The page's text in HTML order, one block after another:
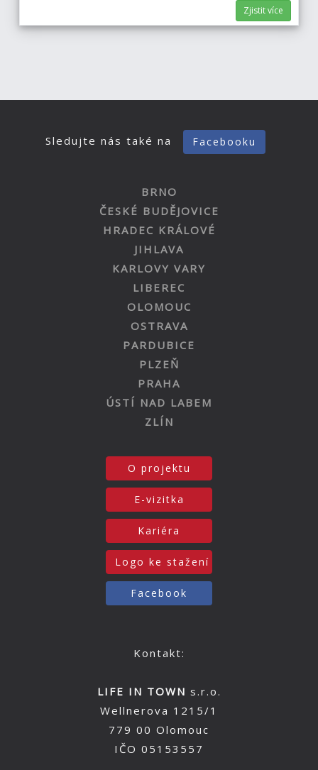
Zjistit více
Sledujte nás také na Facebooku
BRNO
ČESKÉ BUDĚJOVICE
HRADEC KRÁLOVÉ
JIHLAVA
KARLOVY VARY
LIBEREC
OLOMOUC
OSTRAVA
PARDUBICE
PLZEŇ
PRAHA
ÚSTÍ NAD LABEM
ZLÍN
O projektu
E-vizitka
Kariéra
Logo ke stažení
Facebook
Kontakt:
LIFE IN TOWN s.r.o.
Wellnerova 1215/1
779 00 Olomouc
IČO 05153557